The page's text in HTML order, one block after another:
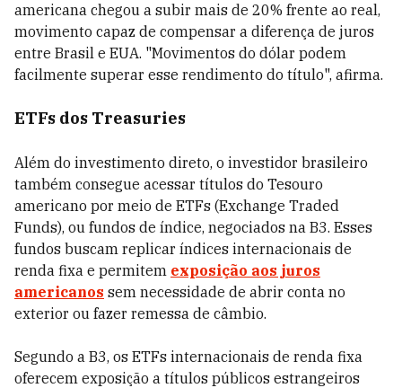
americana chegou a subir mais de 20% frente ao real,
movimento capaz de compensar a diferença de juros
entre Brasil e EUA. "Movimentos do dólar podem
facilmente superar esse rendimento do título", afirma.
ETFs dos Treasuries
Além do investimento direto, o investidor brasileiro
também consegue acessar títulos do Tesouro
americano por meio de ETFs (Exchange Traded
Funds), ou fundos de índice, negociados na B3. Esses
fundos buscam replicar índices internacionais de
renda fixa e permitem exposição aos juros
americanos sem necessidade de abrir conta no
exterior ou fazer remessa de câmbio.
Segundo a B3, os ETFs internacionais de renda fixa
oferecem exposição a títulos públicos estrangeiros